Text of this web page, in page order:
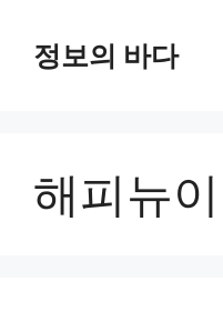
정보의 바다
해피뉴